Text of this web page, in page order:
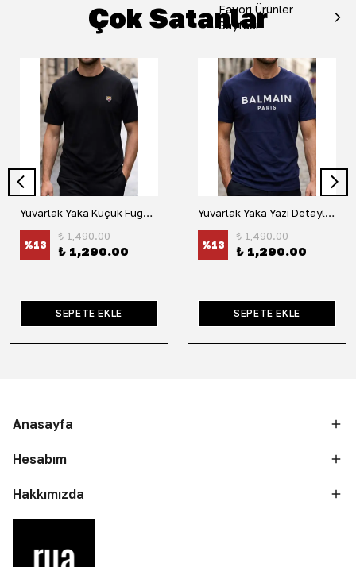
Çok Satanlar
Favori Ürünler
Sayfası
Yuvarlak Yaka Küçük Fügür Detaylı Tişört-Siyah
%13
₺ 1,490.00
₺ 1,290.00
SEPETE EKLE
Yuvarlak Yaka Yazı Detaylı Tişört-Lacivert
%13
₺ 1,490.00
₺ 1,290.00
SEPETE EKLE
Anasayfa
Hesabım
Hakkımızda